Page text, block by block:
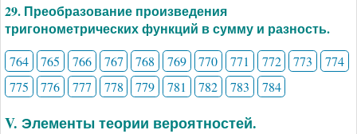
29. Преобразование произведения
тригонометрических функций в сумму и разность.
764 765 766 767 768 769 770 771 772 773
774
775
776 777 778 779 781 782 783 784
V. Элементы теории вероятностей.